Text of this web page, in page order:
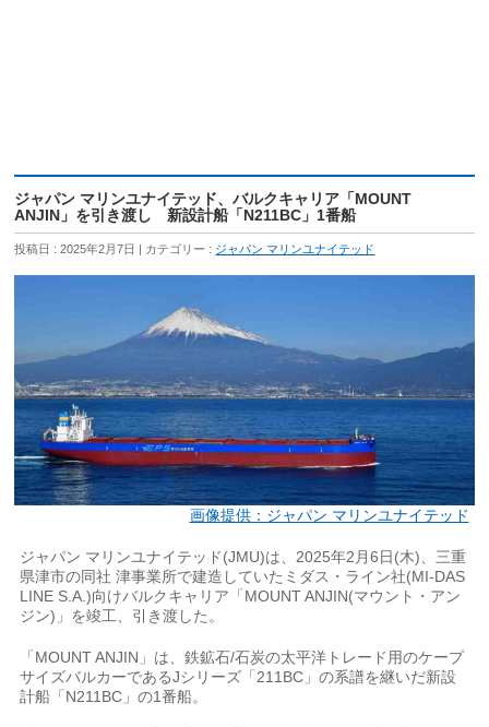
ジャパン マリンユナイテッド、バルクキャリア「MOUNT
ANJIN」を引き渡し 新設計船「N211BC」1番船
投稿日 : 2025年2月7日 カテゴリー : ジャパン マリンユナイテッド
画像提供：ジャパン マリンユナイテッド
ジャパン マリンユナイテッド(JMU)は、2025年2月6日(木)、三重
県津市の同社 津事業所で建造していたミダス・ライン社(MI-DAS
LINE S.A.)向けバルクキャリア「MOUNT ANJIN(マウント・アン
ジン)」を竣工、引き渡した。
「MOUNT ANJIN」は、鉄鉱石/石炭の太平洋トレード用のケープ
サイズバルカーであるJシリーズ「211BC」の系譜を継いだ新設
計船「N211BC」の1番船。